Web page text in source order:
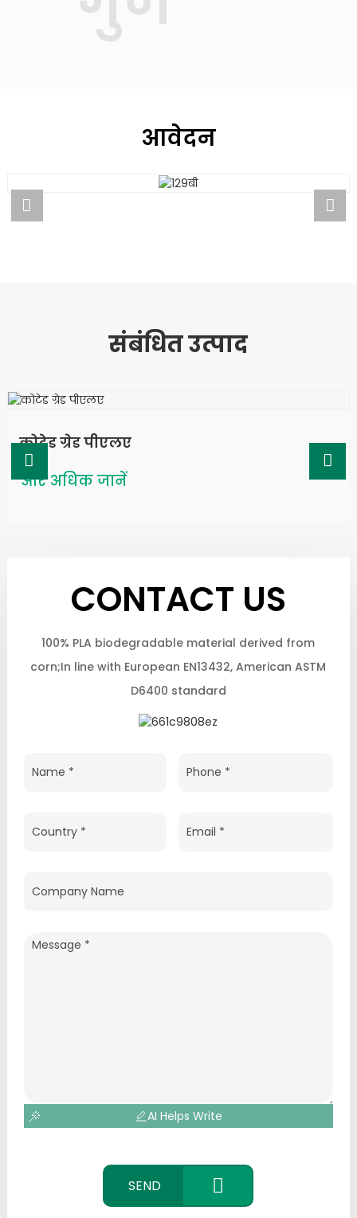
आवेदन
संबंधित उत्पाद
कोटेड ग्रेड पीएलए
और अधिक जानें
CONTACT US
100% PLA biodegradable material derived from
corn;In line with European EN13432, American ASTM
D6400 standard
AI Helps Write
SEND